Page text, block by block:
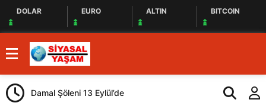
DOLAR EURO ALTIN BITCOIN
Damal Şöleni 13 Eylül’de
Kars